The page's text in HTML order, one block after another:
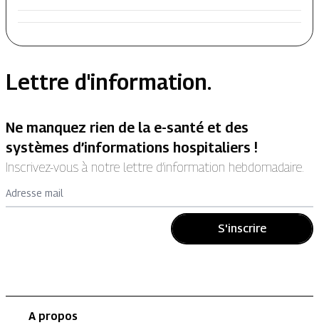
Lettre d'information.
Ne manquez rien de la e-santé et des
systèmes d’informations hospitaliers !
Inscrivez-vous à notre lettre d’information hebdomadaire.
Adresse mail
S'inscrire
A propos